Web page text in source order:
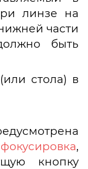
линзе на
части
быть
стола) в
,
кнопку